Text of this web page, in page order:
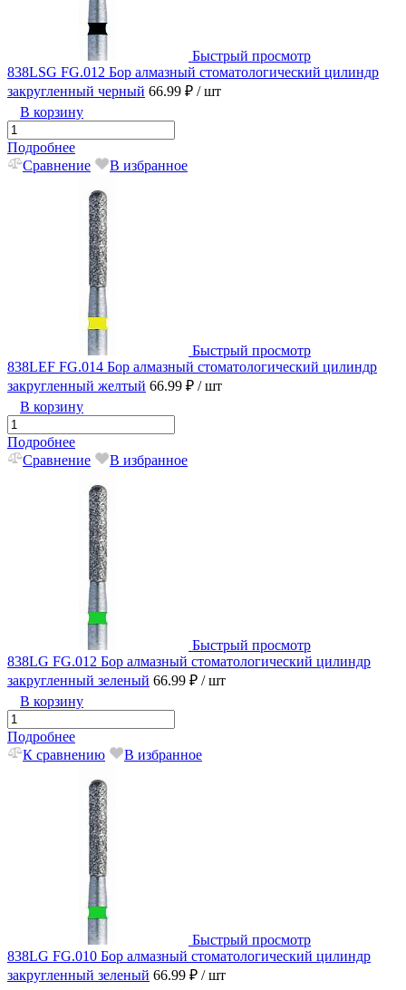
Быстрый просмотр
838LSG FG.012 Бор алмазный стоматологический цилиндр
закругленный черный 66.99 ₽ / шт
В корзину
Подробнее
Сравнение
В избранное
Быстрый просмотр
838LEF FG.014 Бор алмазный стоматологический цилиндр
закругленный желтый 66.99 ₽ / шт
В корзину
Подробнее
Сравнение
В избранное
Быстрый просмотр
838LG FG.012 Бор алмазный стоматологический цилиндр
закругленный зеленый 66.99 ₽ / шт
В корзину
Подробнее
К сравнению
В избранное
Быстрый просмотр
838LG FG.010 Бор алмазный стоматологический цилиндр
закругленный зеленый 66.99 ₽ / шт